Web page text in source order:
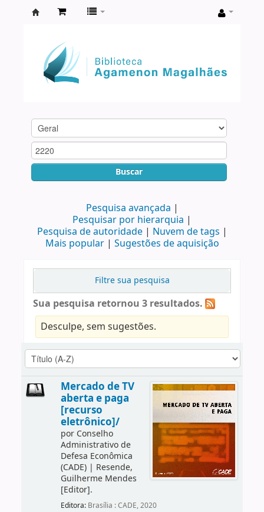
Agamenon
Magalhães
Buscar
Pesquisa avançada
Pesquisar por hierarquia
Pesquisa de autoridade
Nuvem de tags
Mais popular
Sugestões de aquisição
Filtre sua pesquisa
Sua pesquisa retornou 3 resultados.
Desculpe, sem sugestões.
Mercado de TV
aberta e paga
[recurso
eletrônico]/
por Conselho
Administrativo de
Defesa Econômica
(CADE)| Resende,
Guilherme Mendes
[Editor].
Editora: Brasília : CADE, 2020